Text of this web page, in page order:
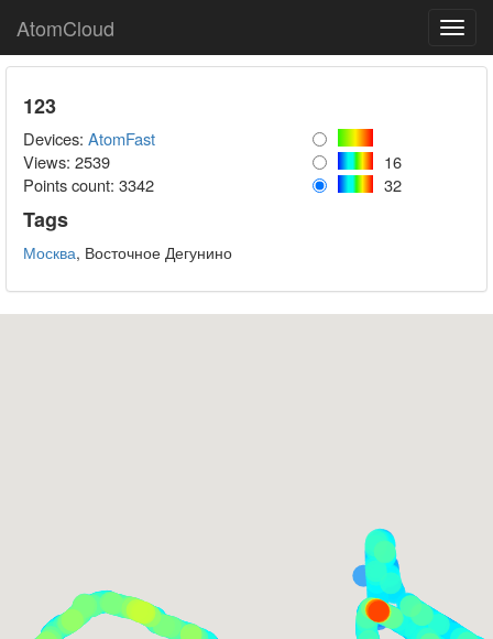
AtomCloud
123
Devices: AtomFast
Views: 2539
16
Points count: 3342 32
Tags
Москва, Восточное Дегунино